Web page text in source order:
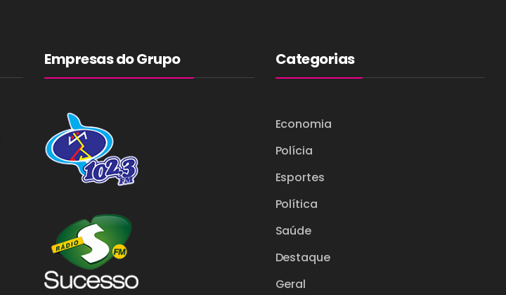
Empresas do Grupo Categorias
Economia
Polícia
Esportes
Política
Saúde
Destaque
Geral